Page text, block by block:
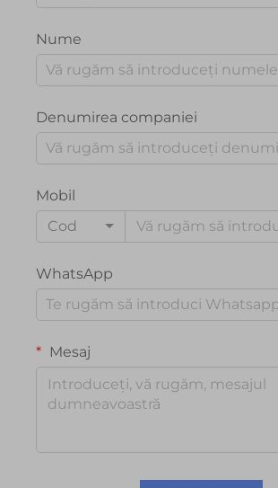
Nume
Denumirea companiei
Mobil
Cod
WhatsApp
Mesaj